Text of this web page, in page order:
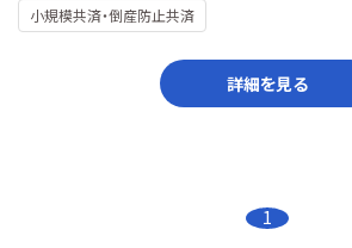
小規模共済・倒産防止共済
詳細を見る
1